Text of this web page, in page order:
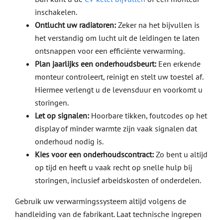
inschakelen.
Ontlucht uw radiatoren:Zeker na het bijvullen is
het verstandig om lucht uit de leidingen te laten
ontsnappen voor een efficiënte verwarming.
Plan jaarlijks een onderhoudsbeurt:Een erkende
monteur controleert, reinigt en stelt uw toestel af.
Hiermee verlengt u de levensduur en voorkomt u
storingen.
Let op signalen:Hoorbare tikken, foutcodes op het
display of minder warmte zijn vaak signalen dat
onderhoud nodig is.
Kies voor een onderhoudscontract:Zo bent u altijd
op tijd en heeft u vaak recht op snelle hulp bij
storingen, inclusief arbeidskosten of onderdelen.
Gebruik uw verwarmingssysteem altijd volgens de
handleiding van de fabrikant. Laat technische ingrepen